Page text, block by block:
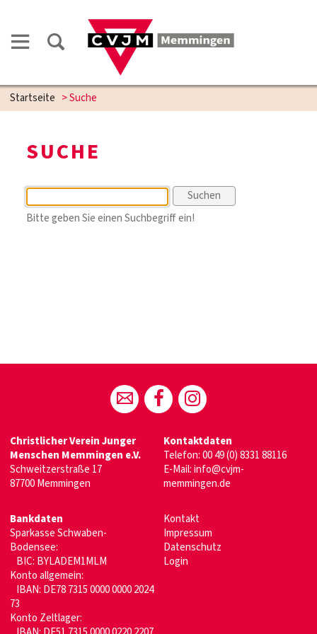
Startseite >Suche
SUCHE
Bitte geben Sie einen Suchbegriff ein!
Christlicher Verein Junger
Menschen Memmingen e.V.
Schweitzerstraße 17
87700 Memmingen
Kontaktdaten
Telefon:00 49 (0) 8331 88116
E-Mail:info@cvjm-
memmingen.de
Bankdaten
Sparkasse Schwaben-
Bodensee:
BIC: BYLADEM1MLM
Konto allgemein:
IBAN: DE78 7315 0000 0000 2024
73
Konto Zeltlager:
Kontakt
Impressum
Datenschutz
Login